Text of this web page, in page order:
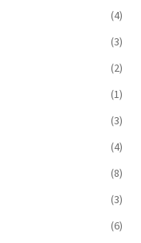
(4)
(3)
(2)
(1)
(3)
(4)
(8)
(3)
(6)